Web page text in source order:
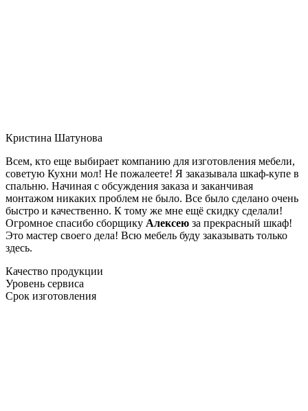
Кристина Шатунова
Всем, кто еще выбирает компанию для изготовления мебели,
советую Кухни мол! Не пожалеете! Я заказывала шкаф-купе в
спальню. Начиная с обсуждения заказа и заканчивая
монтажом никаких проблем не было. Все было сделано очень
быстро и качественно. К тому же мне ещё скидку сделали!
Огромное спасибо сборщику Алексею за прекрасный шкаф!
Это мастер своего дела! Всю мебель буду заказывать только
здесь.
Качество продукции
Уровень сервиса
Срок изготовления